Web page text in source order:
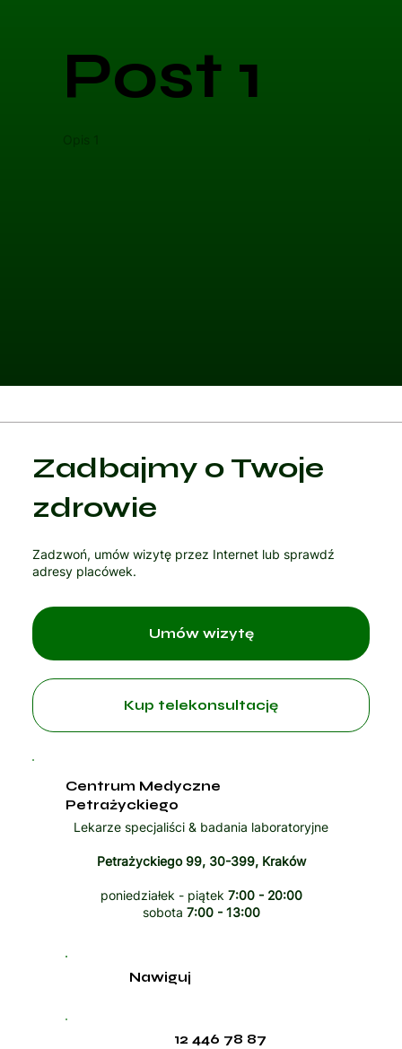
Post 1
Opis 1
Zadbajmy o Twoje
zdrowie
Zadzwoń, umów wizytę przez Internet lub sprawdź
adresy placówek.
Kup telekonsultację
Centrum Medyczne
Petrażyckiego
Lekarze specjaliści & badania laboratoryjne
Petrażyckiego 99, 30-399, Kraków
poniedziałek - piątek 7:00 - 20:00
sobota 7:00 - 13:00
12 446 78 87
Nawiguj
Umów wizytę